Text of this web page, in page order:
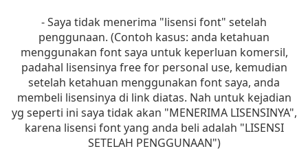
- Saya tidak menerima "lisensi font" setelah
penggunaan. (Contoh kasus: anda ketahuan
menggunakan font saya untuk keperluan komersil,
padahal lisensinya free for personal use, kemudian
setelah ketahuan menggunakan font saya, anda
membeli lisensinya di link diatas. Nah untuk kejadian
yg seperti ini saya tidak akan "MENERIMA LISENSINYA",
karena lisensi font yang anda beli adalah "LISENSI
SETELAH PENGGUNAAN")